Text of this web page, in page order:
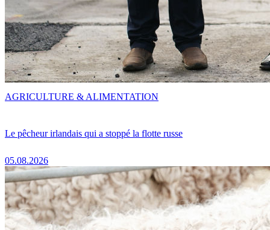
Le pêcheur irlandais qui a stoppé la flotte russe
05.08.2026
AGRICULTURE & ALIMENTATION